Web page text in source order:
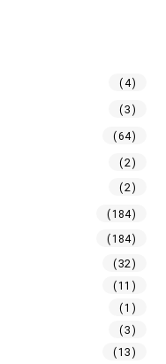
(4)
(3)
(64)
(2)
(2)
(184)
(184)
(32)
(11)
(1)
(3)
(13)